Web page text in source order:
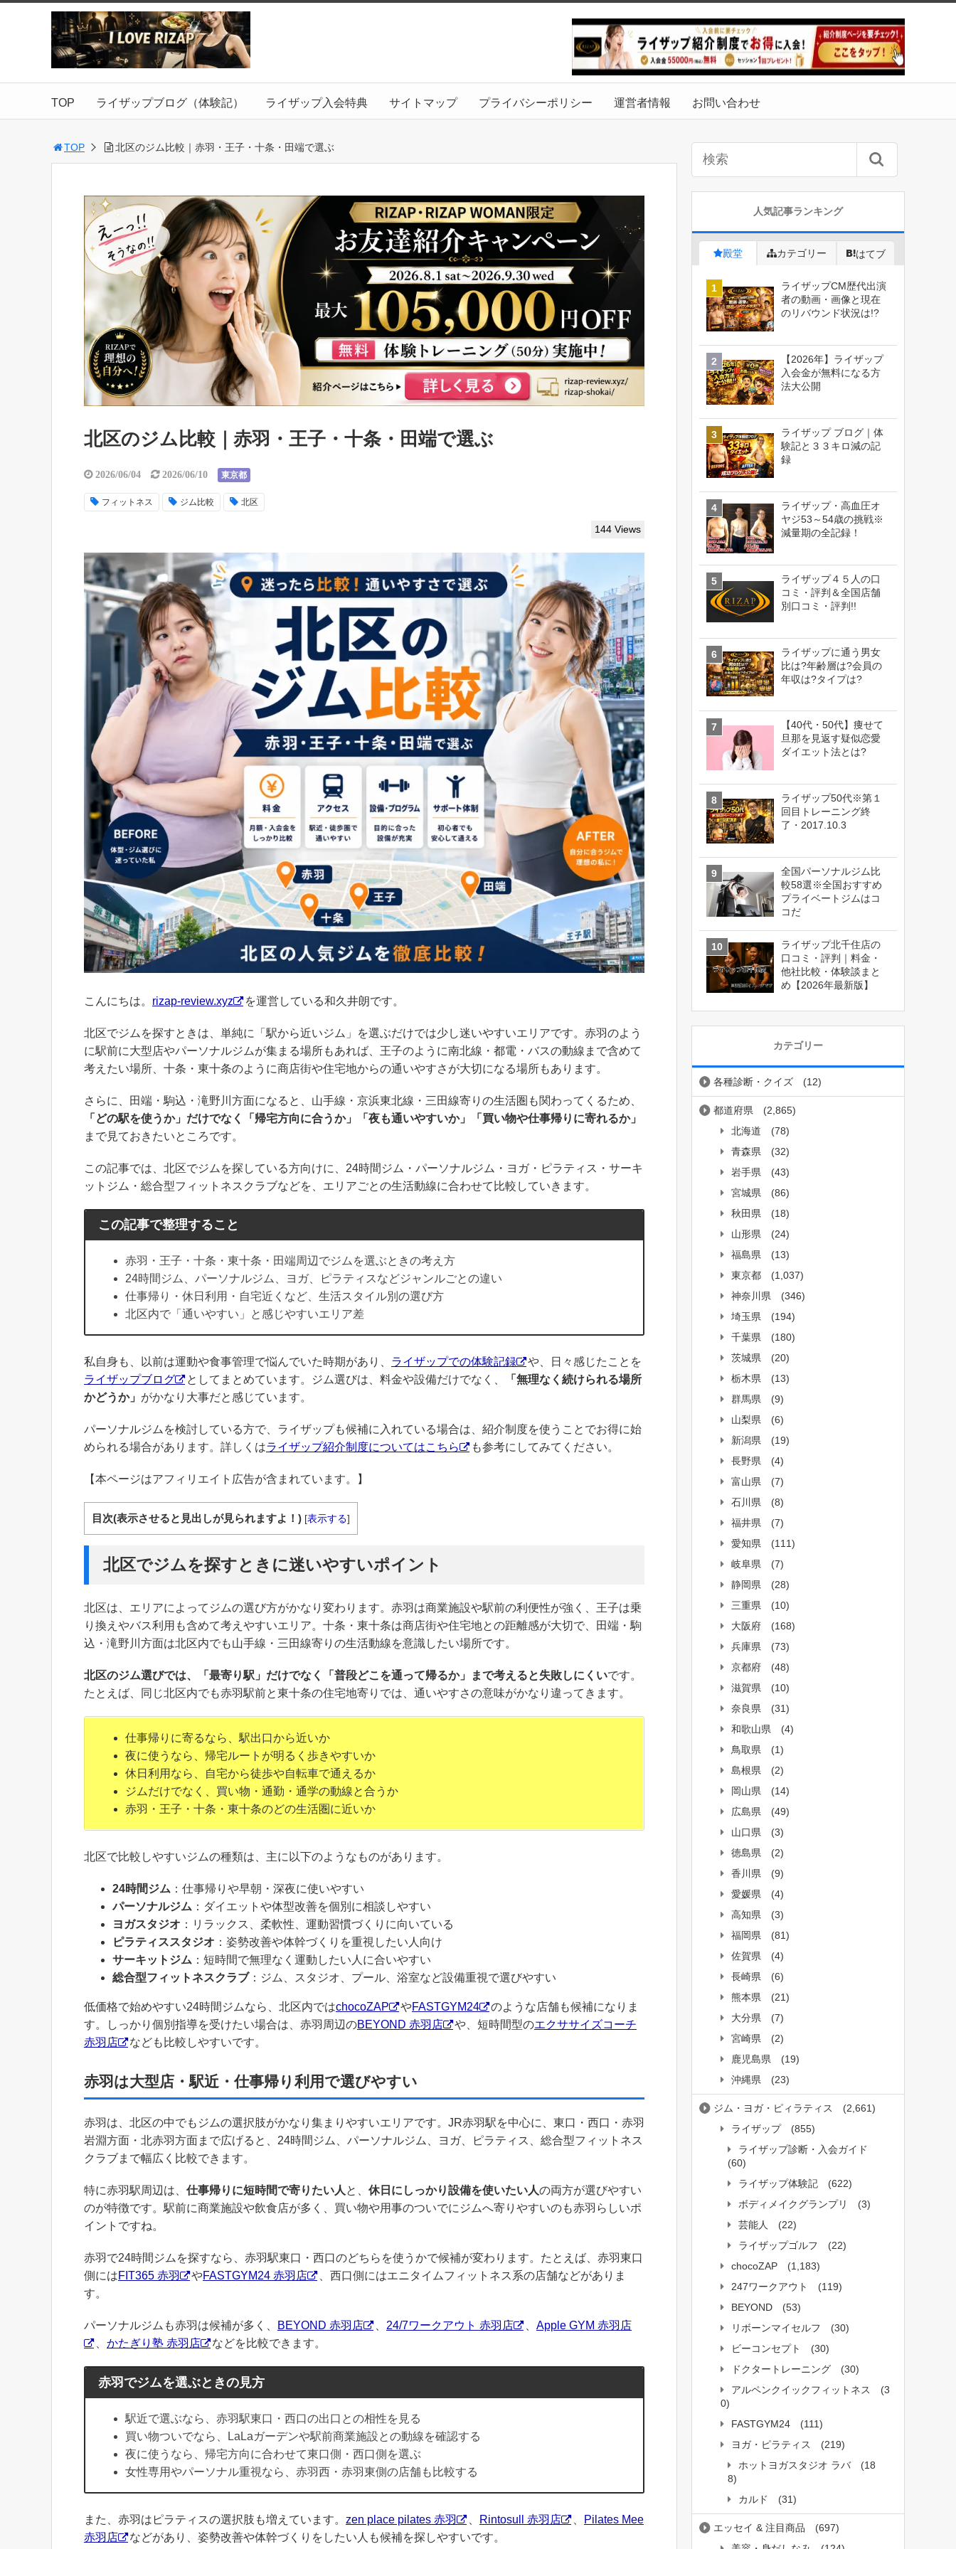
TOP ライザップブログ（体験記） ライザップ入会特典 サイトマップ プライバシーポリシー 運営者情報 お問い合わせ
TOP 北区のジム比較｜赤羽・王子・十条・田端で選ぶ
北区のジム比較｜赤羽・王子・十条・田端で選ぶ
2026/06/04 2026/06/10 東京都
フィットネス ジム比較 北区
144 Views
こんにちは。 rizap-review.xyz を運営している和久井朗です。
北区でジムを探すときは、単純に「駅から近いジム」を選ぶだけでは少し迷いやすいエリアです。赤羽のよう
に駅前に大型店やパーソナルジムが集まる場所もあれば、王子のように南北線・都電・バスの動線まで含めて
考えたい場所、十条・東十条のように商店街や住宅地からの通いやすさが大切になる場所もあります。
さらに、田端・駒込・滝野川方面になると、山手線・京浜東北線・三田線寄りの生活圏も関わってくるため、
「どの駅を使うか」だけでなく「帰宅方向に合うか」「夜も通いやすいか」「買い物や仕事帰りに寄れるか」
まで見ておきたいところです。
この記事では、北区でジムを探している方向けに、24時間ジム・パーソナルジム・ヨガ・ピラティス・サーキ
ットジム・総合型フィットネスクラブなどを、エリアごとの生活動線に合わせて比較していきます。
この記事で整理すること
赤羽・王子・十条・東十条・田端周辺でジムを選ぶときの考え方
24時間ジム、パーソナルジム、ヨガ、ピラティスなどジャンルごとの違い
仕事帰り・休日利用・自宅近くなど、生活スタイル別の選び方
北区内で「通いやすい」と感じやすいエリア差
私自身も、以前は運動や食事管理で悩んでいた時期があり、 ライザップでの体験記録
や、日々感じたことを
ライザップブログ
としてまとめています。ジム選びは、料金や設備だけでなく、
「無理なく続けられる場所
かどうか」 がかなり大事だと感じています。
パーソナルジムを検討している方で、ライザップも候補に入れている場合は、紹介制度を使うことでお得に始
められる場合があります。詳しくはライザップ紹介制度についてはこちら も参考にしてみてください。
【本ページはアフィリエイト広告が含まれています。】
目次(表示させると見出しが見られますよ！) [表示する]
北区でジムを探すときに迷いやすいポイント
北区は、エリアによってジムの選び方がかなり変わります。赤羽は商業施設や駅前の利便性が強く、王子は乗
り換えやバス利用も含めて考えやすいエリア。十条・東十条は商店街や住宅地との距離感が大切で、田端・駒
込・滝野川方面は北区内でも山手線・三田線寄りの生活動線を意識したい場所です。
北区のジム選びでは、「最寄り駅」だけでなく「普段どこを通って帰るか」まで考えると失敗しにくいです。
たとえば、同じ北区内でも赤羽駅前と東十条の住宅地寄りでは、通いやすさの意味がかなり違ってきます。
仕事帰りに寄るなら、駅出口から近いか
夜に使うなら、帰宅ルートが明るく歩きやすいか
休日利用なら、自宅から徒歩や自転車で通えるか
ジムだけでなく、買い物・通勤・通学の動線と合うか
赤羽・王子・十条・東十条のどの生活圏に近いか
北区で比較しやすいジムの種類は、主に以下のようなものがあります。
24時間ジム ：仕事帰りや早朝・深夜に使いやすい
パーソナルジム ：ダイエットや体型改善を個別に相談しやすい
ヨガスタジオ ：リラックス、柔軟性、運動習慣づくりに向いている
ピラティススタジオ ：姿勢改善や体幹づくりを重視したい人向け
サーキットジム ：短時間で無理なく運動したい人に合いやすい
総合型フィットネスクラブ：ジム、スタジオ、プール、浴室など設備重視で選びやすい
低価格で始めやすい24時間ジムなら、北区内ではchocoZAP やFASTGYM24
のような店舗も候補になりま
す。しっかり個別指導を受けたい場合は、赤羽周辺のBEYOND 赤羽店 や、短時間型のエクササイズコーチ
赤羽店
なども比較しやすいです。
赤羽は大型店・駅近・仕事帰り利用で選びやすい
赤羽は、北区の中でもジムの選択肢がかなり集まりやすいエリアです。JR赤羽駅を中心に、東口・西口・赤羽
岩淵方面・北赤羽方面まで広げると、24時間ジム、パーソナルジム、ヨガ、ピラティス、総合型フィットネス
クラブまで幅広く比較できます。
特に赤羽駅周辺は、 仕事帰りに短時間で寄りたい人 と、 休日にしっかり設備を使いたい人の両方が選びやすい
のが特徴です。駅前に商業施設や飲食店が多く、買い物や用事のついでにジムへ寄りやすいのも赤羽らしいポ
イントですね。
赤羽で24時間ジムを探すなら、赤羽駅東口・西口のどちらを使うかで候補が変わります。たとえば、赤羽東口
側にはFIT365 赤羽 やFASTGYM24 赤羽店
、西口側にはエニタイムフィットネス系の店舗などがありま
す。
パーソナルジムも赤羽は候補が多く、 BEYOND 赤羽店 24/7ワークアウト 赤羽店
Apple GYM 赤羽店
かたぎり塾 赤羽店 などを比較できます。
赤羽でジムを選ぶときの見方
駅近で選ぶなら、赤羽駅東口・西口の出口との相性を見る
買い物ついでなら、LaLaガーデンや駅前商業施設との動線を確認する
夜に使うなら、帰宅方向に合わせて東口側・西口側を選ぶ
女性専用やパーソナル重視なら、赤羽西・赤羽東側の店舗も比較する
また、赤羽はピラティスの選択肢も増えています。 zen place pilates 赤羽 Rintosull 赤羽店
Pilates Mee
赤羽店
などがあり、姿勢改善や体幹づくりをしたい人も候補を探しやすいです。
人気記事ランキング
殿堂 カテゴリー はてブ
ライザップCM歴代出演
者の動画・画像と現在
のリバウンド状況は!?
【2026年】ライザップ
入会金が無料になる方
法大公開
ライザップ ブログ｜体
験記と３３キロ減の記
録
ライザップ・高血圧オ
ヤジ53～54歳の挑戦※
減量期の全記録！
ライザップ４５人の口
コミ・評判＆全国店舗
別口コミ・評判!!
ライザップに通う男女
比は?年齢層は?会員の
年収は?タイプは?
【40代・50代】痩せて
旦那を見返す疑似恋愛
ダイエット法とは?
ライザップ50代※第１
回目トレーニング終
了・2017.10.3
全国パーソナルジム比
較58選※全国おすすめ
プライベートジムはコ
コだ
ライザップ北千住店の
口コミ・評判｜料金・
他社比較・体験談まと
め【2026年最新版】
カテゴリー
各種診断・クイズ (12)
都道府県
(2,865)
北海道
(78)
青森県
(32)
岩手県
(43)
宮城県
(86)
秋田県
(18)
山形県
(24)
福島県
(13)
東京都
(1,037)
神奈川県
(346)
埼玉県
(194)
千葉県
(180)
茨城県
(20)
栃木県
(13)
群馬県
(9)
山梨県
(6)
新潟県
(19)
長野県
(4)
富山県
(7)
石川県
(8)
福井県
(7)
愛知県
(111)
岐阜県
(7)
静岡県
(28)
三重県
(10)
大阪府
(168)
兵庫県
(73)
京都府
(48)
滋賀県
(10)
奈良県
(31)
和歌山県
(4)
鳥取県
(1)
島根県
(2)
岡山県
(14)
広島県
(49)
山口県
(3)
徳島県
(2)
香川県
(9)
愛媛県
(4)
高知県
(3)
福岡県
(81)
佐賀県
(4)
長崎県
(6)
熊本県
(21)
大分県
(7)
宮崎県
(2)
鹿児島県
(19)
沖縄県
(23)
ジム・ヨガ・ピィラティス
(2,661)
ライザップ
(855)
ライザップ診断・入会ガイド
(60)
ライザップ体験記
(622)
ボディメイクグランプリ
(3)
芸能人
(22)
ライザップゴルフ
(22)
chocoZAP
(1,183)
247ワークアウト
(119)
BEYOND
(53)
リボーンマイセルフ
(30)
ビーコンセプト
(30)
ドクタートレーニング
(30)
アルペンクイックフィットネス
(3
0)
FASTGYM24
(111)
ヨガ・ピラティス
(219)
ホットヨガスタジオ ラバ
(18
8)
カルド
(31)
エッセイ & 注目商品
(697)